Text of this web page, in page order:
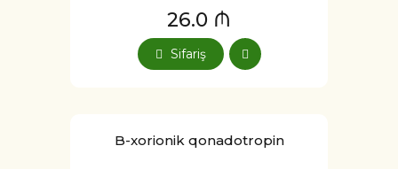
26.0 ₼
Sifariş
B-xorionik qonadotropin